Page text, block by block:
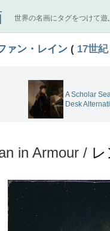
世界の名画にタグをつけて遊
ァン・レイン ( 17世紀
A Scholar
Desk
in Armour /